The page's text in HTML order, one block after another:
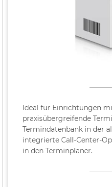
Ideal für Einrichtungen
praxisübergreifende
Termindatenbank in der
integrierte Call-Center-
in den Terminplaner.